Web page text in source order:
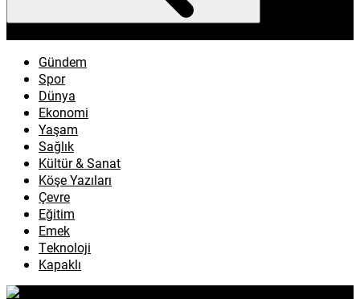
Gündem
Spor
Dünya
Ekonomi
Yaşam
Sağlık
Kültür & Sanat
Köşe Yazıları
Çevre
Eğitim
Emek
Teknoloji
Kapaklı